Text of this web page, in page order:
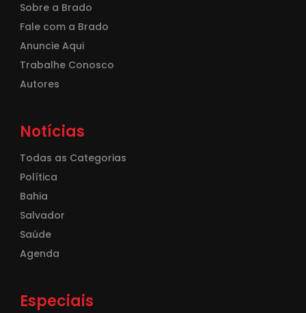
Sobre a Brado
Fale com a Brado
Anuncie Aqui
Trabalhe Conosco
Autores
Notícias
Todas as Categorias
Política
Bahia
Salvador
Saúde
Agenda
Especiais